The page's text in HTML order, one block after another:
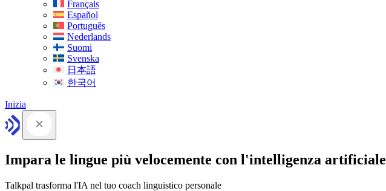
Français
Español
Português
Nederlands
Suomi
Svenska
日本語
한국어
Inizia
Impara le lingue più velocemente con l'intelligenza artificiale
Talkpal trasforma l'IA nel tuo coach linguistico personale